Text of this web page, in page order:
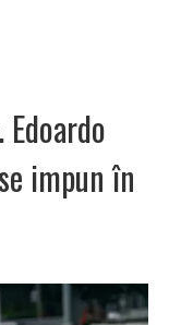
impun în